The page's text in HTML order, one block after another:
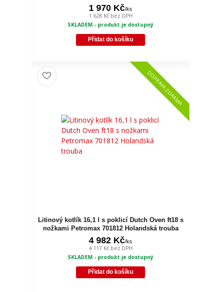
1 970 Kč/ks
1 628 Kč bez DPH
SKLADEM - produkt je dostupný
Přidat do košíku
DOPRAVA ZDARMA
Litinový kotlík 16,1 l s poklicí Dutch Oven ft18 s
nožkami Petromax 701812 Holandská trouba
4 982 Kč/ks
4 117 Kč bez DPH
SKLADEM - produkt je dostupný
Přidat do košíku